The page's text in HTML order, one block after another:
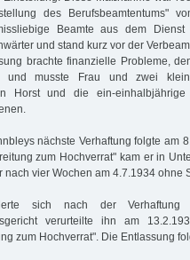
des Berufsbeamtentums"
Beamte aus dem
und stand kurz vor der
brachte finanzielle Probleme,
und musste Frau und zwei
Horst und die ein-
nächste Verhaftung folgte am
zum Hochverrat" kam er in
nach vier Wochen am 4.7.1934 ohne
sich nach der Verhaftung
verurteilte ihn am
zum Hochverrat". Die Entlassung